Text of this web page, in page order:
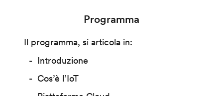
Programma
Il programma, si articola in:
Introduzione
Cos’è l’IoT